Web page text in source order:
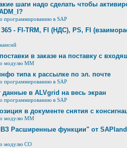
шаги надо сделать чтобы
программированию в SAP
- FI-TRM, FI (НДС), PS, FI
в заказе на поставку с
модулю ММ
типа к рассылке по эл. почте
программированию в SAP
данные в ALVgrid на весь экран
программированию в SAP
в документе снятия с
модулю ММ
Расширенные функции" от
модулю СО